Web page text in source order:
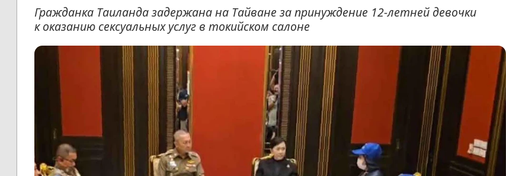
Гражданка Таиланда задержана на Тайване за принуждение 12-летней девочки
к оказанию сексуальных услуг в токийском салоне